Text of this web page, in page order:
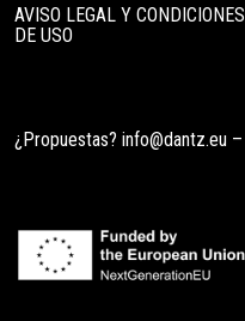
AVISO LEGAL Y CONDICIONES
DE USO
¿Propuestas? info@dantz.eu –